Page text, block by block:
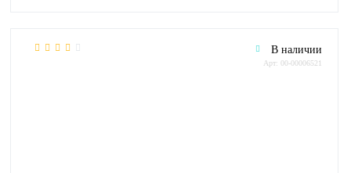
В наличии
Арт: 00-00006521